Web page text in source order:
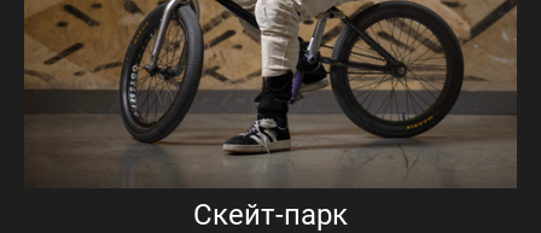
Скейт-парк